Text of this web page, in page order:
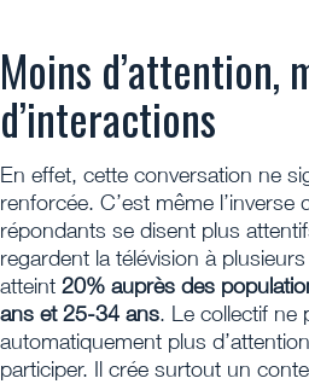
Moins d’attention,
d’interactions
En effet, cette conversation ne
renforcée. C’est même l’inverse
répondants se disent plus
regardent la télévision à
atteint 20% auprès des
ans et 25-34 ans. Le collectif ne
automatiquement plus
participer. Il crée surtout un